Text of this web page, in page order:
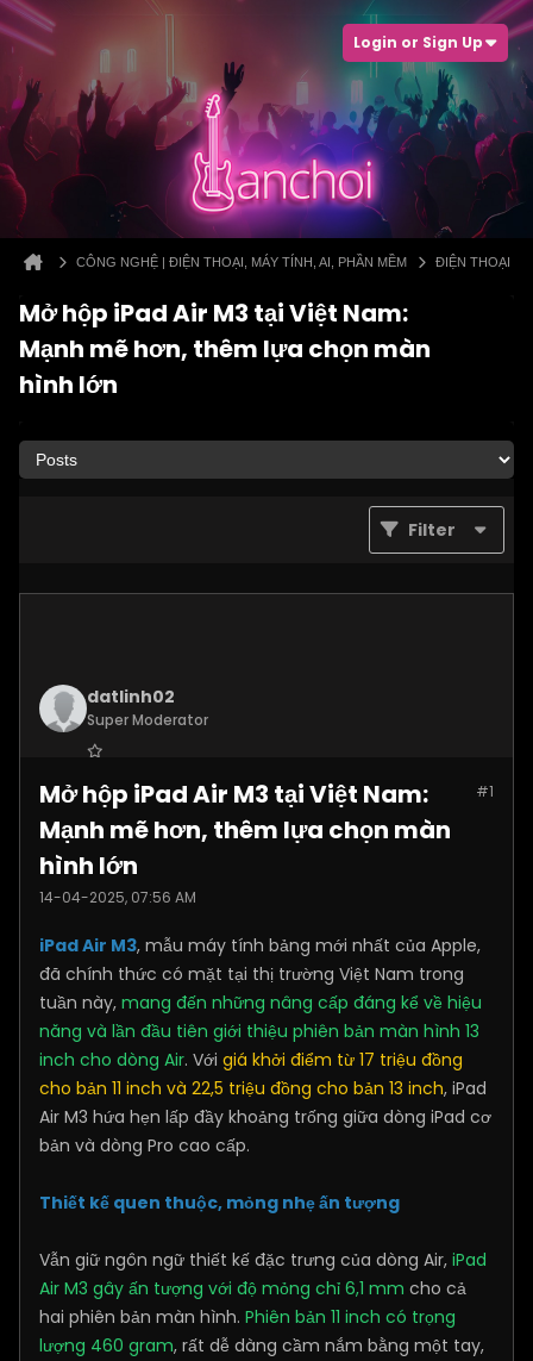
Login or Sign Up
CÔNG NGHỆ | ĐIỆN THOẠI, MÁY TÍNH, AI, PHẦN MỀM ĐIỆN THOẠI
Mở hộp iPad Air M3 tại Việt Nam:
Mạnh mẽ hơn, thêm lựa chọn màn
hình lớn
Filter
datlinh02
Super Moderator
Posts: 7876 #1
Mở hộp iPad Air M3 tại Việt Nam:
Mạnh mẽ hơn, thêm lựa chọn màn
hình lớn
14-04-2025, 07:56 AM
iPad Air M3, mẫu máy tính bảng mới nhất của Apple,
đã chính thức có mặt tại thị trường Việt Nam trong
tuần này, mang đến những nâng cấp đáng kể về hiệu
năng và lần đầu tiên giới thiệu phiên bản màn hình 13
inch cho dòng Air. Với giá khởi điểm từ 17 triệu đồng
cho bản 11 inch và 22,5 triệu đồng cho bản 13 inch, iPad
Air M3 hứa hẹn lấp đầy khoảng trống giữa dòng iPad cơ
bản và dòng Pro cao cấp.
Thiết kế quen thuộc, mỏng nhẹ ấn tượng
Vẫn giữ ngôn ngữ thiết kế đặc trưng của dòng Air, iPad
Air M3 gây ấn tượng với độ mỏng chỉ 6,1 mm cho cả
hai phiên bản màn hình. Phiên bản 11 inch có trọng
lượng 460 gram, rất dễ dàng cầm nắm bằng một tay,